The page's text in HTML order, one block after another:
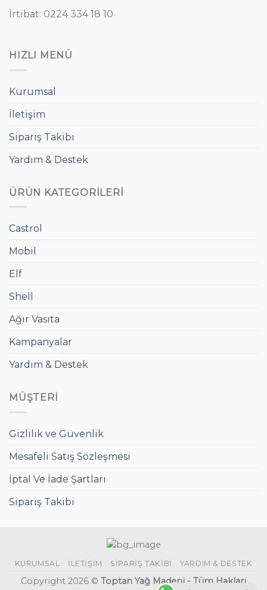
İrtibat: 0224 334 18 10
HIZLI MENÜ
Kurumsal
İletişim
Sipariş Takibi
Yardım & Destek
ÜRÜN KATEGORILERI
Castrol
Mobil
Elf
Shell
Ağır Vasıta
Kampanyalar
Yardım & Destek
MÜŞTERI
Gizlilik ve Güvenlik
Mesafeli Satış Sözleşmesi
İptal Ve İade Şartları
Sipariş Takibi
KURUMSAL İLETIŞIM SIPARIŞ TAKIBI YARDIM & DESTEK
Copyright 2026 © Toptan Yağ Madeni - Tüm Hakları